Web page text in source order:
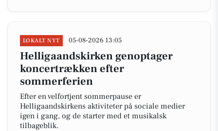
LOKALT NYT 05-08-2026 13:05
Helligaandskirken genoptager
koncertrækken efter
sommerferien
Efter en velfortjent sommerpause er
Helligaandskirkens aktiviteter på sociale medier
igen i gang, og de starter med et musikalsk
tilbageblik.